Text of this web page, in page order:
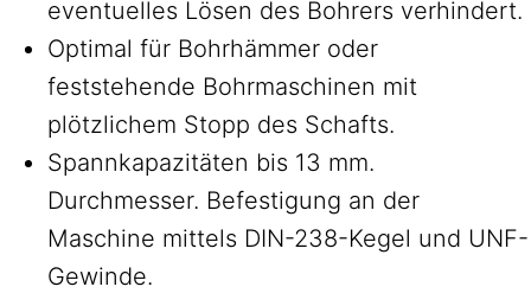
eventuelles Lösen des Bohrers verhindert.
Optimal für Bohrhämmer oder
feststehende Bohrmaschinen mit
plötzlichem Stopp des Schafts.
Spannkapazitäten bis 13 mm.
Durchmesser. Befestigung an der
Maschine mittels DIN-238-Kegel und UNF-
Gewinde.